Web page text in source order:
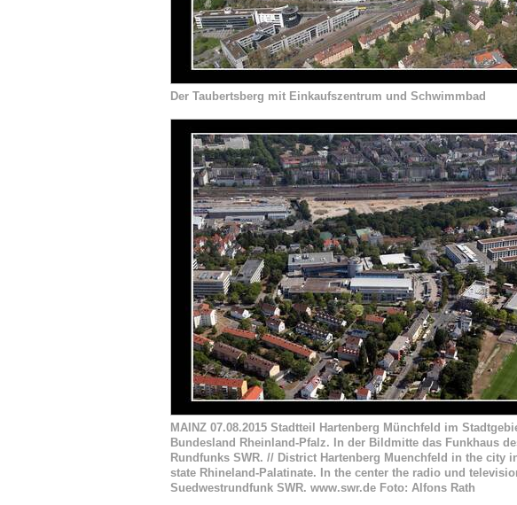
Der Taubertsberg mit Einkaufszentrum und Schwimmbad
MAINZ 07.08.2015 Stadtteil Hartenberg Münchfeld im
Bundesland Rheinland-Pfalz. In der Bildmitte das Funkhaus
Rundfunks SWR. // District Hartenberg Muenchfeld in the city
state Rhineland-Palatinate. In the center the radio und
Suedwestrundfunk SWR. www.swr.de Foto: Alfons Rath